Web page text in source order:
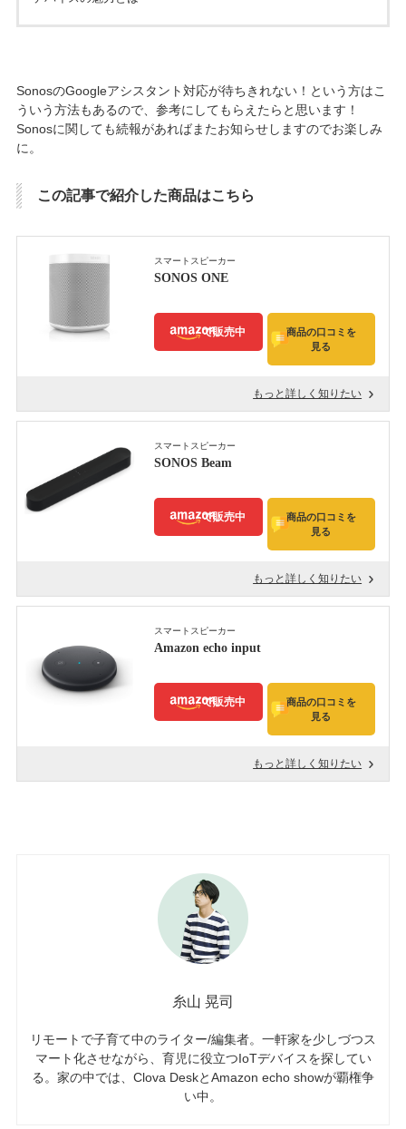
SonosのGoogleアシスタント対応が待ちきれない！という方はこ
ういう方法もあるので、参考にしてもらえたらと思います！
Sonosに関しても続報があればまたお知らせしますのでお楽しみ
に。
この記事で紹介した商品はこちら
スマートスピーカー
SONOS ONE
で販売中
商品の口コミを
見る
もっと詳しく知りたい
スマートスピーカー
SONOS Beam
で販売中
商品の口コミを
見る
もっと詳しく知りたい
スマートスピーカー
Amazon echo input
で販売中
商品の口コミを
見る
もっと詳しく知りたい
糸山 晃司
リモートで子育て中のライター/編集者。一軒家を少しづつス
マート化させながら、育児に役立つIoTデバイスを探してい
る。家の中では、Clova DeskとAmazon echo showが覇権争
い中。